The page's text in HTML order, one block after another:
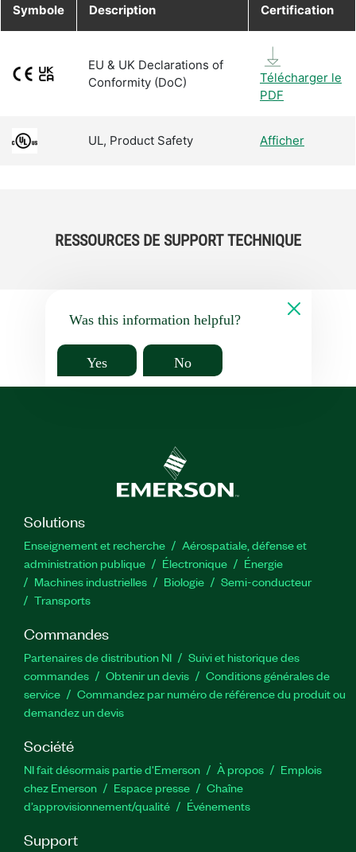
Symbole Description Certification
EU & UK Declarations of
Conformity (DoC)
Télécharger le
PDF
UL, Product Safety Afficher
RESSOURCES DE SUPPORT TECHNIQUE
Was this information helpful?
Yes No
Solutions
Enseignement et recherche
Aérospatiale, défense et
administration publique
Électronique
Énergie​
Machines industrielles
Biologie
Semi-conducteur
Transports
Commandes
Partenaires de distribution NI
Suivi et historique des
commandes
Obtenir un devis
Conditions générales de
service
Commandez par numéro de référence du produit ou
demandez un devis
Société
NI fait désormais partie d'Emerson À propos
Emplois
chez Emerson
Espace presse
Chaîne
d’approvisionnement/qualité
Événements
Support